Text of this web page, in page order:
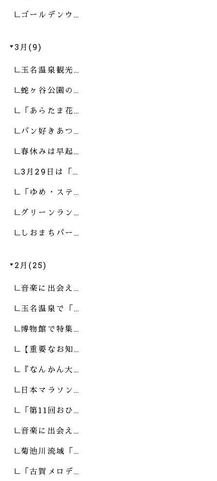
ゴールデンウ…
3月(9)
玉名温泉観光…
蛇ヶ谷公園の…
「あらたま花…
パン好きあつ…
春休みは早起…
3月29日は「…
「ゆめ・ステ…
グリーンラン…
しおまちパー…
2月(25)
音楽に出会え…
玉名温泉で「…
博物館で特集…
【重要なお知…
『なんかん大…
日本マラソン…
「第11回おひ…
音楽に出会え…
菊池川流域「…
「古賀メロデ…